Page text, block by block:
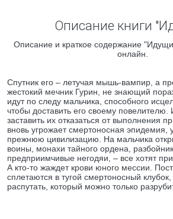
Описание книги
Описание и краткое содержание
онлайн.
Спутник его – летучая мышь-вампир, а
жестокий мечник Гурин, не знающий
идут по следу мальчика, способного
чтобы доставить его своему повелителю.
заставить их отказаться от выполнения
вновь угрожает смертоносная эпидемия,
прежнюю цивилизацию. На мальчика
воины, монахи тайного ордена,
предприимчивые негодяи, – все хотят
А кто-то жаждет крови юного мессии.
сплетаются в тугой смертоносный
распутать, который можно только